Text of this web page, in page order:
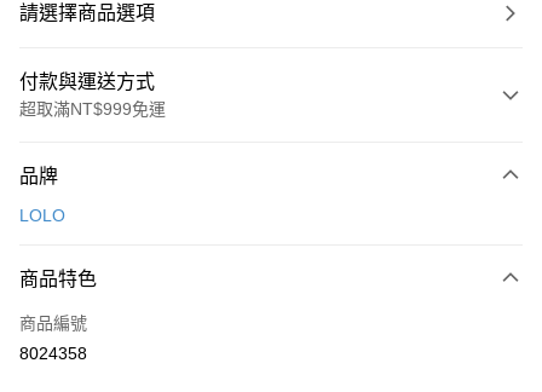
請選擇商品選項
付款與運送方式
超取滿NT$999免運
信用卡一次付款
3 期 0 利率 每期
合作金庫商業銀行
上海商業儲蓄銀行
超商取貨付款
LINE Pay
品牌
LOLO
商品特色
商品編號
8024358